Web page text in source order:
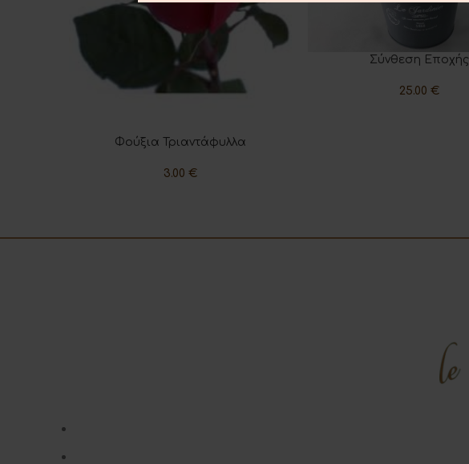
ΠΡΟΣΘΉΚΗ ΣΤΟ ΚΑΛΆΘΙ
Φούξια Τριαντάφυλλα
3.00 €
ΠΡΟΣΘΉΚΗ ΣΤΟ ΚΑΛΆΘΙ
Σύνθεση Εποχής
25.00 €